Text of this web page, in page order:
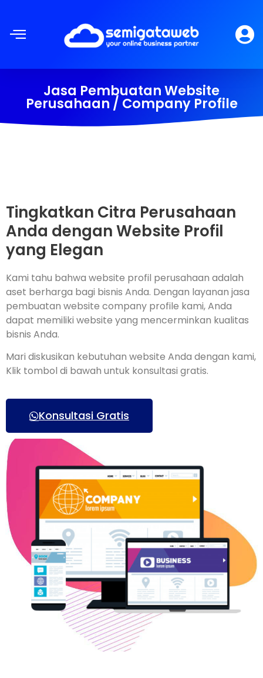
Jasa Pembuatan Website
Perusahaan / Company Profile
Tingkatkan Citra Perusahaan
Anda dengan Website Profil
yang Elegan
Kami tahu bahwa website profil perusahaan adalah
aset berharga bagi bisnis Anda. Dengan layanan jasa
pembuatan website company profile kami, Anda
dapat memiliki website yang mencerminkan kualitas
bisnis Anda.
Mari diskusikan kebutuhan website Anda dengan kami,
Klik tombol di bawah untuk konsultasi gratis.
Konsultasi Gratis